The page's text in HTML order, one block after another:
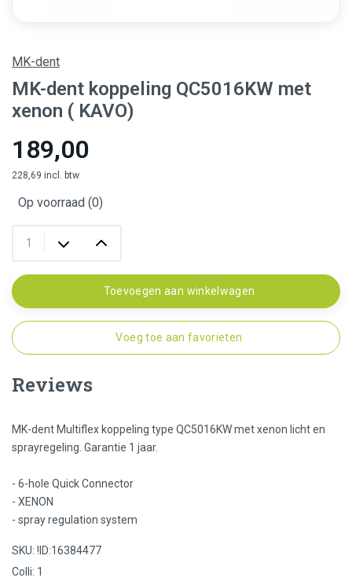
MK-dent
MK-dent koppeling QC5016KW met
xenon ( KAVO)
189,00
228,69 incl. btw
Op voorraad (0)
Toevoegen aan winkelwagen
Voeg toe aan favorieten
Reviews
MK-dent Multiflex koppeling type QC5016KW met xenon licht en
sprayregeling. Garantie 1 jaar.
- 6-hole Quick Connector
- XENON
- spray regulation system
SKU: !ID:16384477
Colli: 1